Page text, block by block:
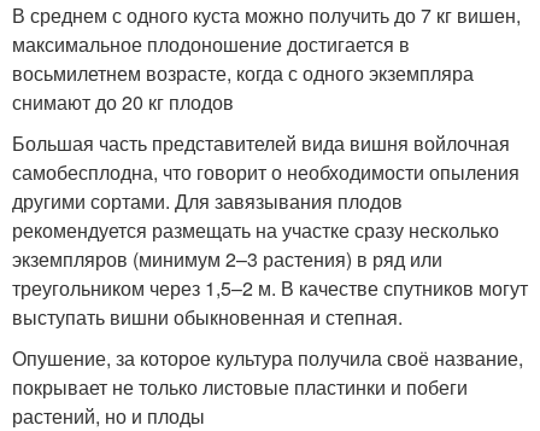
В среднем с одного куста можно получить до 7 кг вишен,
максимальное плодоношение достигается в
восьмилетнем возрасте, когда с одного экземпляра
снимают до 20 кг плодов
Большая часть представителей вида вишня войлочная
самобесплодна, что говорит о необходимости опыления
другими сортами. Для завязывания плодов
рекомендуется размещать на участке сразу несколько
экземпляров (минимум 2–3 растения) в ряд или
треугольником через 1,5–2 м. В качестве спутников могут
выступать вишни обыкновенная и степная.
Опушение, за которое культура получила своё название,
покрывает не только листовые пластинки и побеги
растений, но и плоды